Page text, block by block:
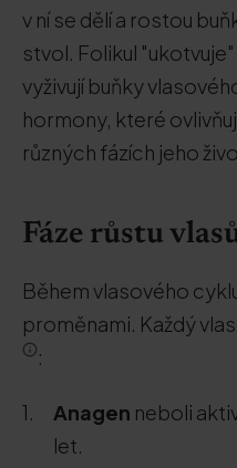
v ní se dělí a rostou
stvol. Folikul
vyživují buňky
hormony, které
různých fázích jeho
Fáze růstu
Během vlasového
proměnami. Každý
:
Anagen neboli
let.